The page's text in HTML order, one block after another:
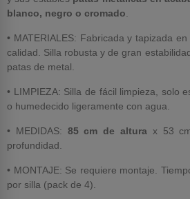
blanco, negro o cromado
• MATERIALES: Fabricada y tapizada
calidad. Silla robusta y de gran
patas de metal.
• LIMPIEZA: Silla de fácil limpieza, solo
o humedecido ligeramente con agua.
• MEDIDAS: 85 cm de altura x 53
profundidad.
• MONTAJE: Se requiere montaje.
por silla (pack de 4).